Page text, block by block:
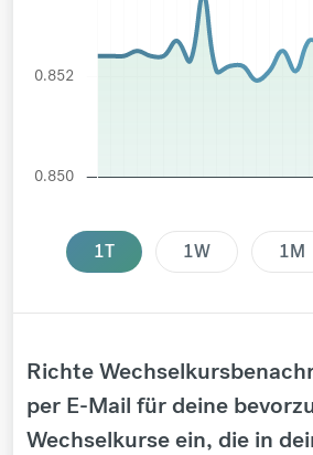
1T 1W 1M
Richte
per E-Mail für deine
Wechselkurse ein, die in